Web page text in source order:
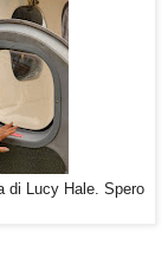
di Lucy Hale. Spero